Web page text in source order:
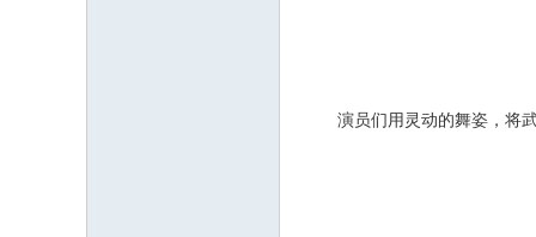
演员们用灵动的舞姿，将武